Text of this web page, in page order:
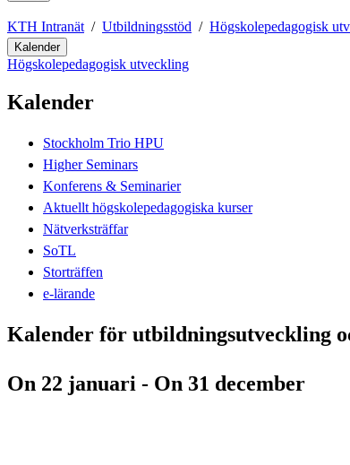
KTH Intranät Utbildningsstöd Högskolepedagogisk
Kalender
Högskolepedagogisk utveckling
Kalender
Stockholm Trio HPU
Higher Seminars
Konferens & Seminarier
Aktuellt högskolepedagogiska kurser
Nätverksträffar
SoTL
Storträffen
e-lärande
Kalender för utbildningsutveckling
On 22 januari - On 31 december